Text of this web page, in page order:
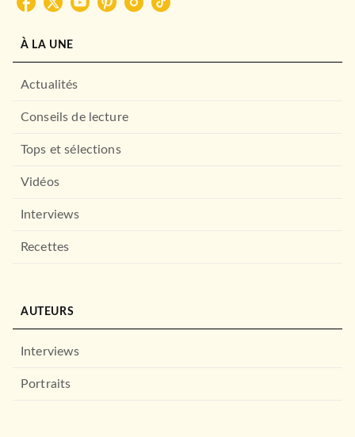
À LA UNE
Actualités
Conseils de lecture
Tops et sélections
Vidéos
Interviews
Recettes
AUTEURS
Interviews
Portraits